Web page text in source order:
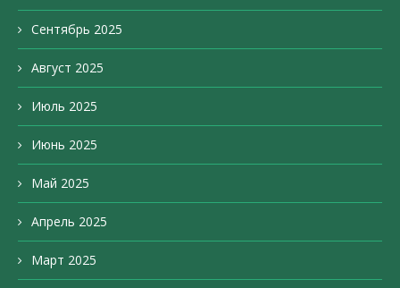
Сентябрь 2025
Август 2025
Июль 2025
Июнь 2025
Май 2025
Апрель 2025
Март 2025